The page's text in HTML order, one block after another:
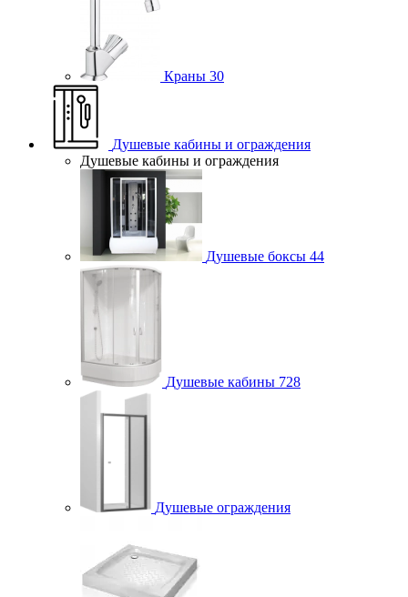
Краны 30
Душевые кабины и ограждения
Душевые кабины и ограждения
Душевые боксы 44
Душевые кабины 728
Душевые ограждения